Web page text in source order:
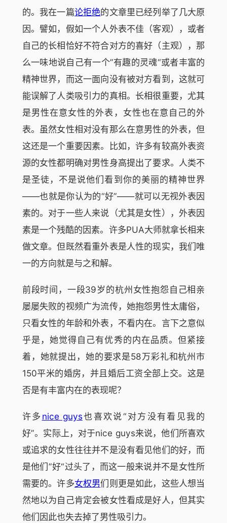
的。我在一篇论拒绝的文章里已经列举了几大原
因。譬如，假如一个人外表不佳（客观），或者
自己的长相恰好不符合对方的喜好（主观），那
么一味地说自己有一个”有趣的灵魂“或者丰富的
精神世界，而这一面向没有被对方看到，这就可
能误解了人类吸引力的真相。长相很重要，尤其
是男性在意女性的外表，女性也在意自己的外
表。虽然女性相对没有那么在意男性的外表，但
这还是一个重要因素。比如，许多有较高外表资
源的女性都明确对男性身高提出了要求。人类不
是圣徒，不是说他们看到你的美丽的精神世界
——也就是你认为的“好”——就可以无视外表因
素的。对于一些人来说（尤其是女性），外表因
素是一个残酷的因素。许多PUA大师就拿长相来
做文章。但既然看重外表是人性的现实，我们唯
一的方向就是与之和解。
前段时间，一段39岁的杭州女性抱怨自己相亲
屡屡失败的视频广为流传，她抱怨男性太庸俗，
只看女性的年龄和外表，不看内在。言下之意似
乎是，她觉得自己有优秀的内在品质。但紧接
着，她就提出，她的要求是58万彩礼和杭州市
150平米的婚房，并且婚后工资全部上交。这是
否是有丰富内在的表现呢？
许多 nice guys也喜欢说“对方没有看见我的
好”。实际上，对于nice guys来说，他们所喜欢
或追求的女性往往并不是没有看见他们的好，而
是他们”好“过头了，而这一般来说并不是女性所
需要的。许多女权男们则更是如此，这些人想当
然地以为自己肯定会被女性看成是好人，但其实
他们因此也失去掉了男性吸引力。